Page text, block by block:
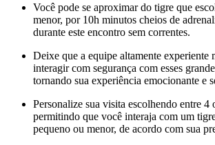
Você pode se aproximar do tigre que
menor, por 10h minutos cheios de
durante este encontro sem correntes.
Deixe que a equipe altamente experiente
interagir com segurança com esses
tornando sua experiência emocionante e
Personalize sua visita escolhendo entre 4
permitindo que você interaja com um
pequeno ou menor, de acordo com sua